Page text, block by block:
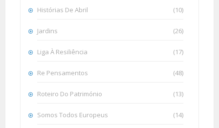
Histórias De Abril (10)
Jardins (26)
Liga À Resiliência (17)
Re Pensamentos (48)
Roteiro Do Património (13)
Somos Todos Europeus (14)